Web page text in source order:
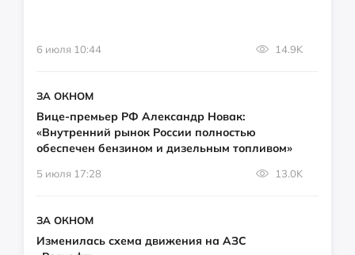
6 июля 10:44 14.9K
ЗА ОКНОМ
Вице-премьер РФ Александр Новак:
«Внутренний рынок России полностью
обеспечен бензином и дизельным топливом»
5 июля 17:28 13.0K
ЗА ОКНОМ
Изменилась схема движения на АЗС